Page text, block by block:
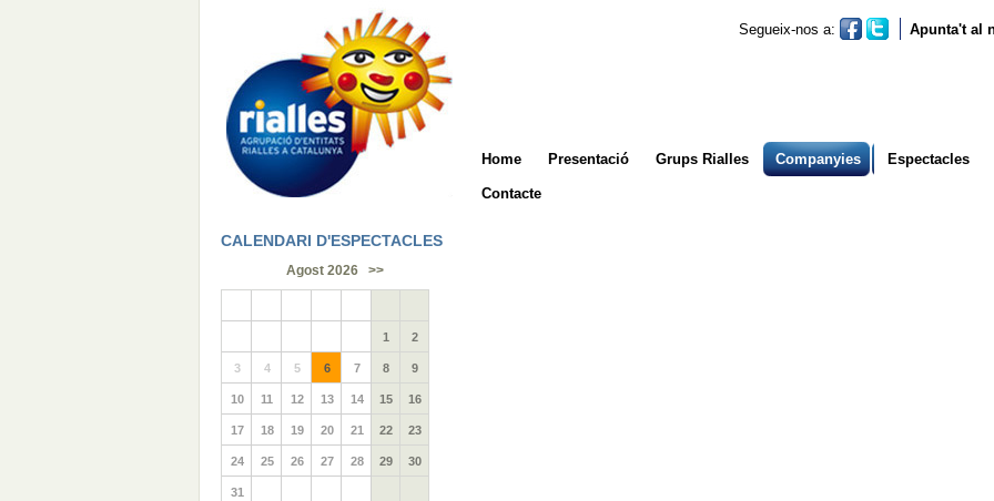
Segueix-nos a: Apunta't al
Home Presentació Grups Rialles Companyies Espectacles
Contacte
CALENDARI D'ESPECTACLES
Agost 2026 >>
1 2
3 4 5 6 7 8 9
10 11 12 13 14 15 16
17 18 19 20 21 22 23
24 25 26 27 28 29 30
31